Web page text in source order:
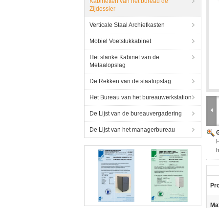
Zijdossier
Verticale Staal Archiefkasten
Mobiel Voetstukkabinet
Het slanke Kabinet van de
Metaalopslag
De Rekken van de staalopslag
Het Bureau van het bureauwerkstation
De Lijst van de bureauvergadering
De Lijst van het managerbureau